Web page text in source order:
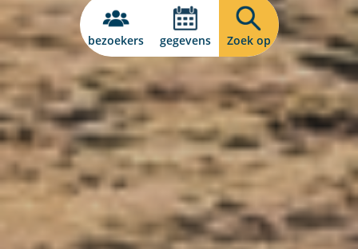
bezoekers gegevens Zoek op